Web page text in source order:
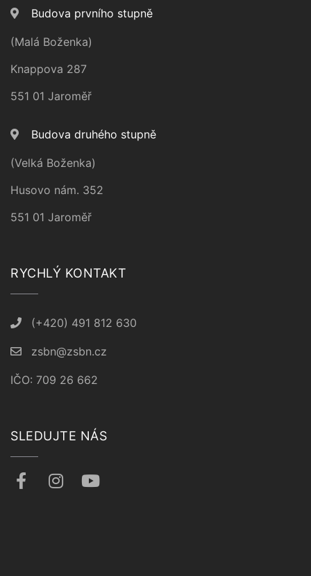
Budova prvního stupně
(Malá Boženka)
Knappova 287
551 01 Jaroměř
Budova druhého stupně
(Velká Boženka)
Husovo nám. 352
551 01 Jaroměř
RYCHLÝ KONTAKT
(+420) 491 812 630
zsbn@zsbn.cz
IČO: 709 26 662
SLEDUJTE NÁS